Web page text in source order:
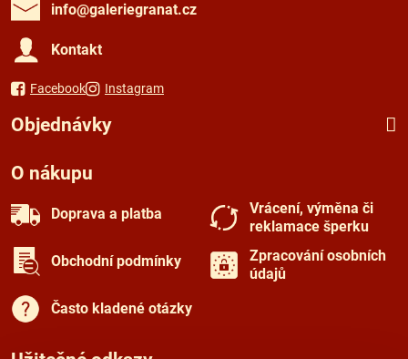
info​@galeriegranat​.cz
Kontakt
Facebook Instagram
Objednávky
O nákupu
Doprava a platba
Vrácení, výměna či
reklamace šperku
Obchodní podmínky
Zpracování osobních
údajů
Často kladené otázky